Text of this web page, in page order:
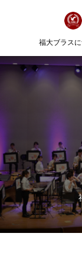
福大ブラス